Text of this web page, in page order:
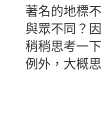
著名的地標
與眾不同？
稍稍思考一
例外，大概